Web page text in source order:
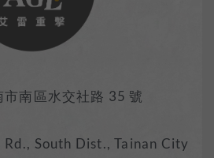
南區水交社路 35 號
South Dist., Tainan City